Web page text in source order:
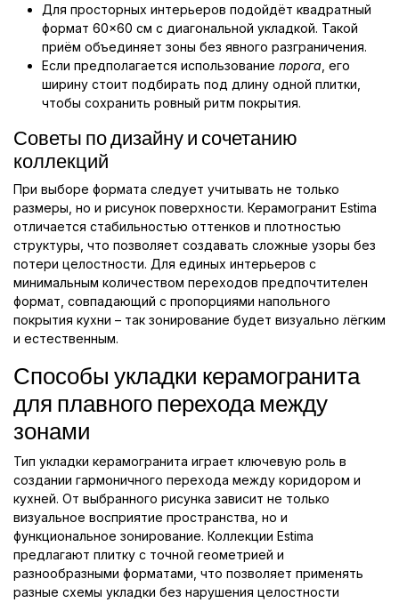
Для просторных интерьеров подойдёт квадратный
формат 60×60 см с диагональной укладкой. Такой
приём объединяет зоны без явного разграничения.
Если предполагается использование порога , его
ширину стоит подбирать под длину одной плитки,
чтобы сохранить ровный ритм покрытия.
Советы по дизайну и сочетанию
коллекций
При выборе формата следует учитывать не только
размеры, но и рисунок поверхности. Керамогранит Estima
отличается стабильностью оттенков и плотностью
структуры, что позволяет создавать сложные узоры без
потери целостности. Для единых интерьеров с
минимальным количеством переходов предпочтителен
формат, совпадающий с пропорциями напольного
покрытия кухни – так зонирование будет визуально лёгким
и естественным.
Способы укладки керамогранита
для плавного перехода между
зонами
Тип укладки керамогранита играет ключевую роль в
создании гармоничного перехода между коридором и
кухней. От выбранного рисунка зависит не только
визуальное восприятие пространства, но и
функциональное зонирование. Коллекции Estima
предлагают плитку с точной геометрией и
разнообразными форматами, что позволяет применять
разные схемы укладки без нарушения целостности